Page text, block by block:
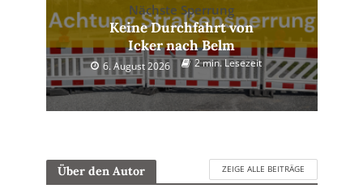
Nächste Sperrung
Keine Durchfahrt von
Icker nach Belm
6. August 2026 2 min. Lesezeit
Über den Autor ZEIGE ALLE BEITRÄGE